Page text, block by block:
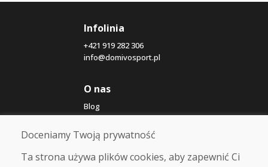
Infolinia
+421 919 282 306
info@domivosport.pl
O nas
Blog
O nas
Sklep
Kontakt
Doceniamy Twoją prywatność
Ta strona używa plików cookies, aby zapewnić Ci